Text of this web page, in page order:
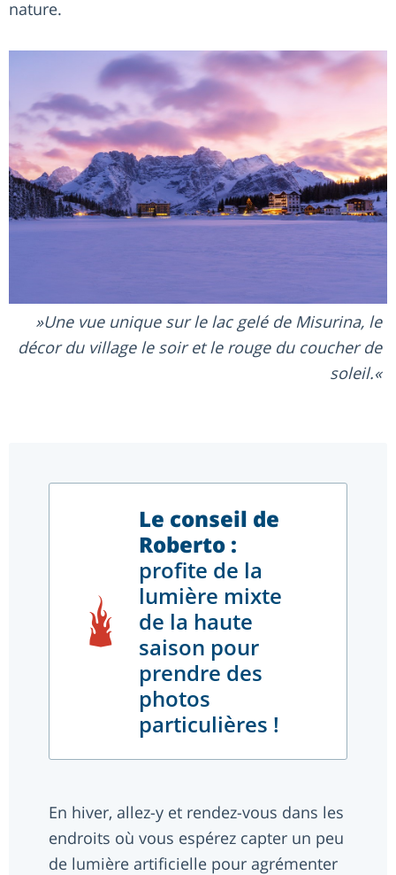
nature.
Une vue unique sur le lac gelé de Misurina, le
décor du village le soir et le rouge du coucher de
soleil.
Le conseil de
Roberto :
profite de la
lumière mixte
de la haute
saison pour
prendre des
photos
particulières !
En hiver, allez-y et rendez-vous dans les
endroits où vous espérez capter un peu
de lumière artificielle pour agrémenter